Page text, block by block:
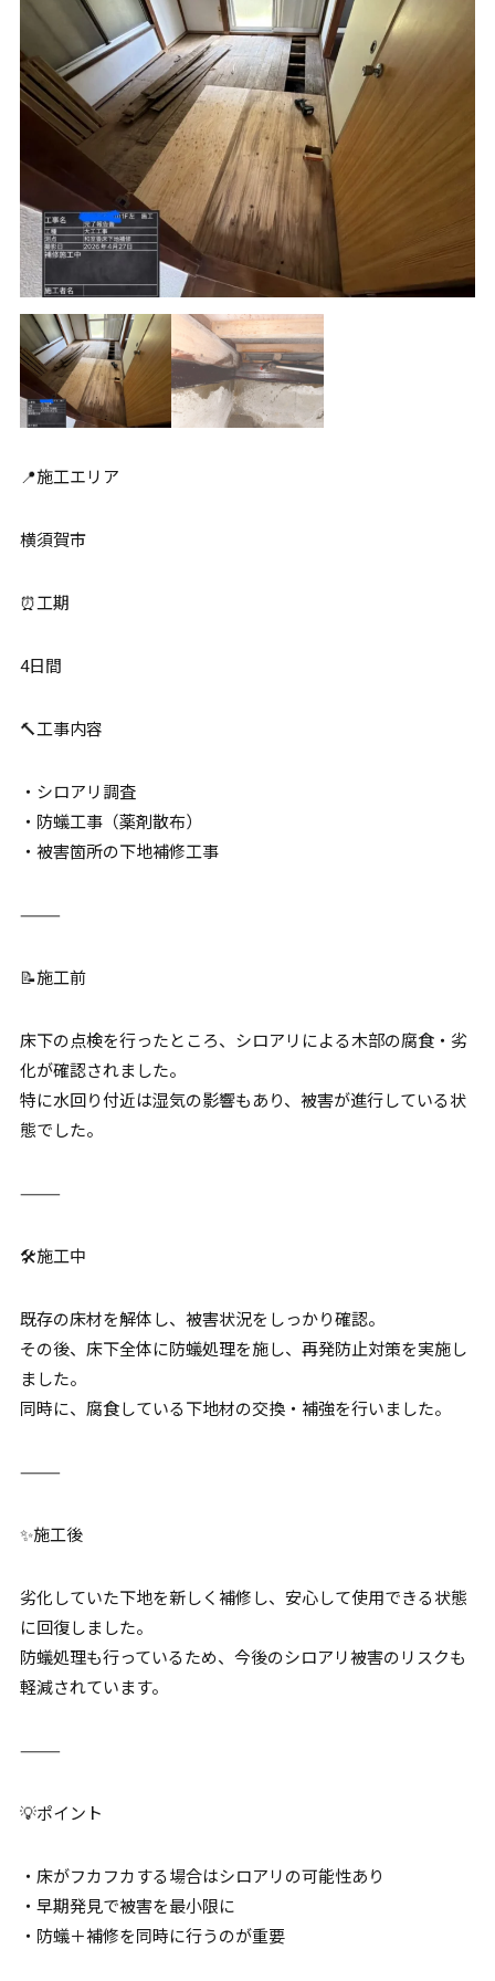
📍施工エリア
横須賀市
⏰工期
4日間
🔨工事内容
・シロアリ調査
・防蟻工事（薬剤散布）
・被害箇所の下地補修工事
⸻
📝施工前
床下の点検を行ったところ、シロアリによる木部の腐食・劣
化が確認されました。
特に水回り付近は湿気の影響もあり、被害が進行している状
態でした。
⸻
🛠施工中
既存の床材を解体し、被害状況をしっかり確認。
その後、床下全体に防蟻処理を施し、再発防止対策を実施し
ました。
同時に、腐食している下地材の交換・補強を行いました。
⸻
✨施工後
劣化していた下地を新しく補修し、安心して使用できる状態
に回復しました。
防蟻処理も行っているため、今後のシロアリ被害のリスクも
軽減されています。
⸻
💡ポイント
・床がフカフカする場合はシロアリの可能性あり
・早期発見で被害を最小限に
・防蟻＋補修を同時に行うのが重要